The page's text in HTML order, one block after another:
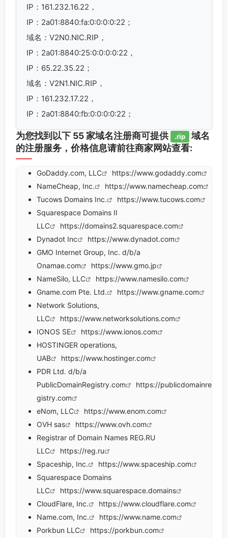
IP：161.232.16.22，
IP：2a01:8840:fa:0:0:0:0:22；
域名：V2N0.NIC.RIP，
IP：2a01:8840:25:0:0:0:0:22，
IP：65.22.35.22；
域名：V2N1.NIC.RIP，
IP：161.232.17.22，
IP：2a01:8840:fb:0:0:0:0:22；
为您找到以下 55 家域名注册商可提供 .rip
域名
的注册服务，价格信息请前往商家网站查看:
GoDaddy.com, LLC
https://www.godaddy.com
NameCheap, Inc.
https://www.namecheap.com
Tucows Domains Inc.
https://www.tucows.com
Squarespace Domains II
LLC
https://domains2.squarespace.com
Dynadot Inc
https://www.dynadot.com
GMO Internet Group, Inc. d/b/a
Onamae.com
https://www.gmo.jp
NameSilo, LLC
https://www.namesilo.com
Gname.com Pte. Ltd.
https://www.gname.com
Network Solutions,
LLC
https://www.networksolutions.com
IONOS SE
https://www.ionos.com
HOSTINGER operations,
UAB
https://www.hostinger.com
PDR Ltd. d/b/a
PublicDomainRegistry.com
https://publicdomainre
gistry.com
eNom, LLC
https://www.enom.com
OVH sas
https://www.ovh.com
Registrar of Domain Names REG.RU
LLC
https://reg.ru
Spaceship, Inc.
https://www.spaceship.com
Squarespace Domains
LLC
https://www.squarespace.domains
CloudFlare, Inc.
https://www.cloudflare.com
Name.com, Inc.
https://www.name.com
Porkbun LLC
https://porkbun.com